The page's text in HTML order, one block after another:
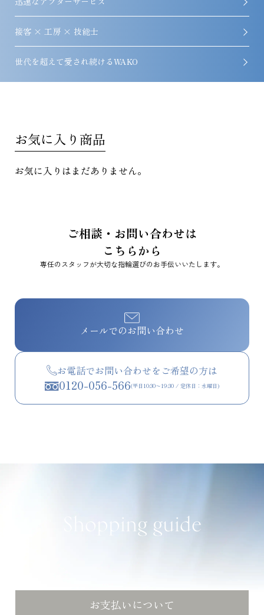
接客 × 工房 × 技能士
世代を超えて愛され続けるWAKO
お気に入り商品
お気に入りはまだありません。
ご相談・お問い合わせは
こちらから
専任のスタッフが大切な指輪選びのお手伝いいたします。
メールでのお問い合わせ
お電話でお問い合わせをご希望の方は
0120-056-566(平日10:30〜19:30 / 定休日：水曜日)
Shopping guide
お支払いについて